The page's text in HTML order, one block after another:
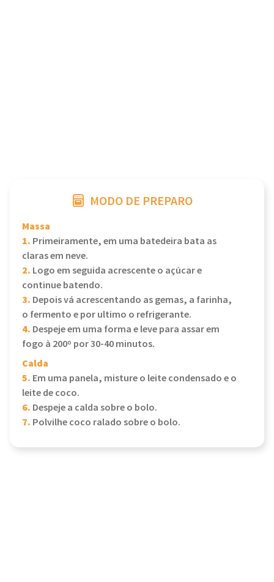
MODO DE PREPARO
Massa
1. Primeiramente, em uma batedeira bata as
claras em neve.
2. Logo em seguida acrescente o açúcar e
continue batendo.
3. Depois vá acrescentando as gemas, a farinha,
o fermento e por ultimo o refrigerante.
4. Despeje em uma forma e leve para assar em
fogo à 200º por 30-40 minutos.
Calda
5. Em uma panela, misture o leite condensado e o
leite de coco.
6. Despeje a calda sobre o bolo.
7. Polvilhe coco ralado sobre o bolo.